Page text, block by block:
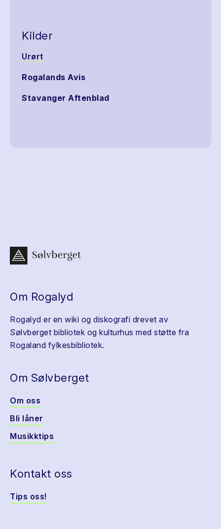
Kilder
Urørt
Rogalands Avis
Stavanger Aftenblad
Om Rogalyd
Rogalyd er en wiki og diskografi drevet av
Sølvberget bibliotek og kulturhus med støtte fra
Rogaland fylkesbibliotek.
Om Sølvberget
Om oss
Bli låner
Musikktips
Kontakt oss
Tips oss!